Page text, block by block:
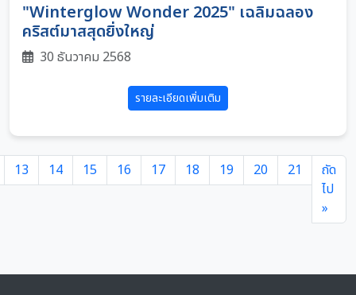
"Winterglow Wonder 2025" เฉลิมฉลอง
คริสต์มาสสุดยิ่งใหญ่
30 ธันวาคม 2568
รายละเอียดเพิ่มเติม
13 14 15 16 17 18 19 20 21
ถัด
ไป
»